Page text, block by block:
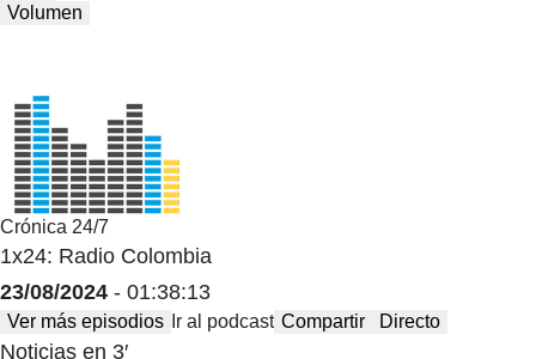
Volumen
Crónica 24/7
1x24: Radio Colombia
23/08/2024 - 01:38:13
Ver más episodios Ir al podcast Compartir Directo
Noticias en 3′